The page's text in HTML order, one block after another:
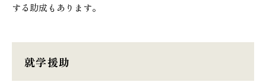
する助成もあります。
就学援助